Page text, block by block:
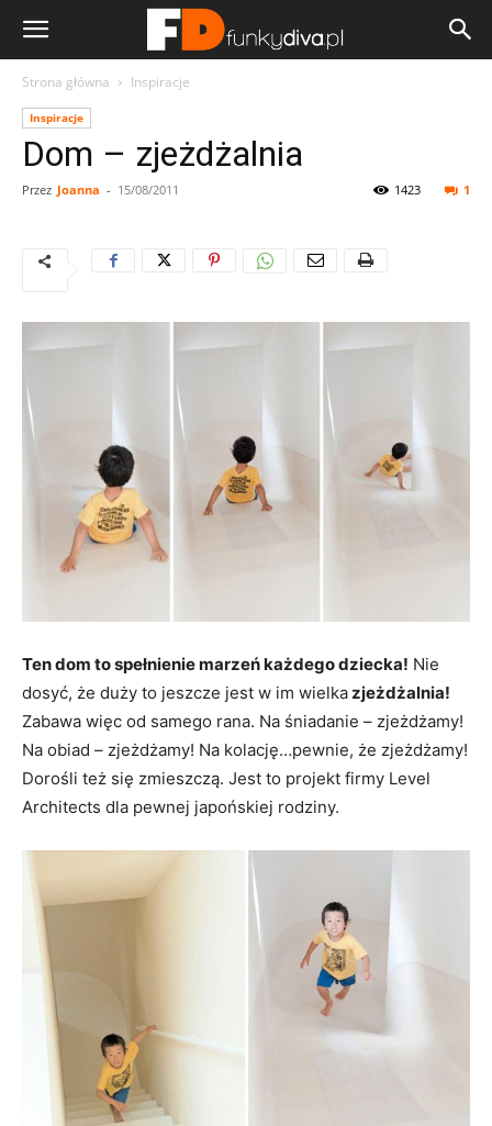
Strona główna Inspiracje
Inspiracje
Dom – zjeżdżalnia
Przez Joanna - 15/08/2011 1
1423
Ten dom to spełnienie marzeń każdego dziecka! Nie
dosyć, że duży to jeszcze jest w im wielka zjeżdżalnia!
Zabawa więc od samego rana. Na śniadanie – zjeżdżamy!
Na obiad – zjeżdżamy! Na kolację…pewnie, że zjeżdżamy!
Dorośli też się zmieszczą. Jest to projekt firmy Level
Architects dla pewnej japońskiej rodziny.